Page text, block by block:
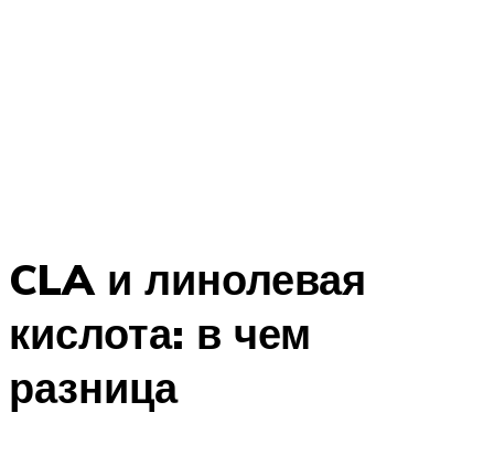
CLA и линолевая
кислота: в чем
разница